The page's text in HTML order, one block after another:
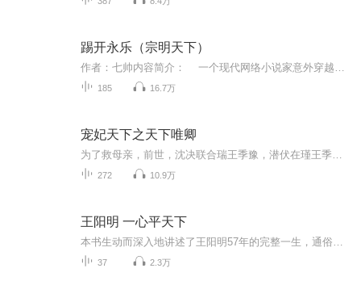
踢开永乐（宗明天下）
185 16.7万
宠妃天下之天下唯卿
272 10.9万
王阳明 一心平天下
37 2.3万